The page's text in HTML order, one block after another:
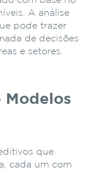
A análise
pode trazer
de decisões
e setores.
Modelos
que
cada um com